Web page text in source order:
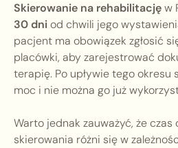
Skierowanie na rehabilitacjęw
30 dniod chwili jego
pacjent ma obowiązek zgłosić
placówki, aby zarejestrować
terapię. Po upływie tego
moc i nie można go już
Warto jednak zauważyć, że czas
skierowania różni się w